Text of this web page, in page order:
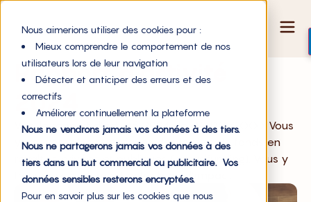
Nous aimerions utiliser des cookies pour :
Mieux comprendre le comportement de nos
utilisateurs lors de leur navigation
Détecter et anticiper des erreurs et des
correctifs
Améliorer continuellement la plateforme
Nous ne vendrons jamais vos données à des tiers.
Nous ne partagerons jamais vos données à des
tiers dans un but commercial ou publicitaire. Vos
données sensibles resterons encryptées.
Pour en savoir plus sur les cookies que nous
Rapport d'activité
2024
Voici le rapport d’activité 2024 de WE DO GOOD. Vous
y trouverez les statistiques des levées de fonds en
royalties privées et publiques (crowdfunding). Vous y
trouverez également notre bilan d’impact.